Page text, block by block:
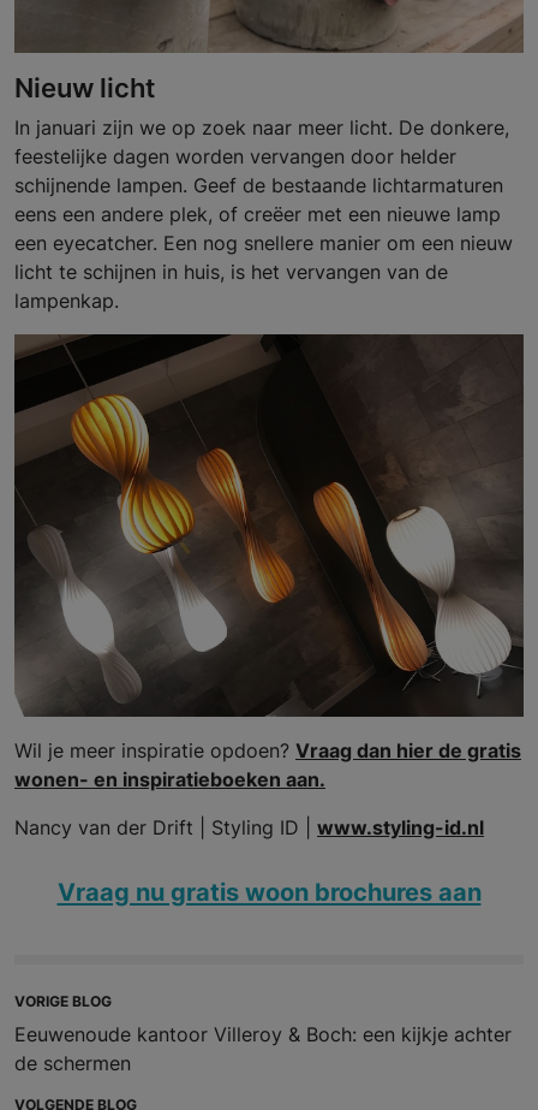
Nieuw licht
In januari zijn we op zoek naar meer licht. De donkere,
feestelijke dagen worden vervangen door helder
schijnende lampen. Geef de bestaande lichtarmaturen
eens een andere plek, of creëer met een nieuwe lamp
een eyecatcher. Een nog snellere manier om een nieuw
licht te schijnen in huis, is het vervangen van de
lampenkap.
Wil je meer inspiratie opdoen? Vraag dan hier de gratis
wonen- en inspiratieboeken aan.
Nancy van der Drift | Styling ID | www.styling-id.nl
Vraag nu gratis woon brochures aan
VORIGE BLOG
Eeuwenoude kantoor Villeroy & Boch: een kijkje achter
de schermen
VOLGENDE BLOG